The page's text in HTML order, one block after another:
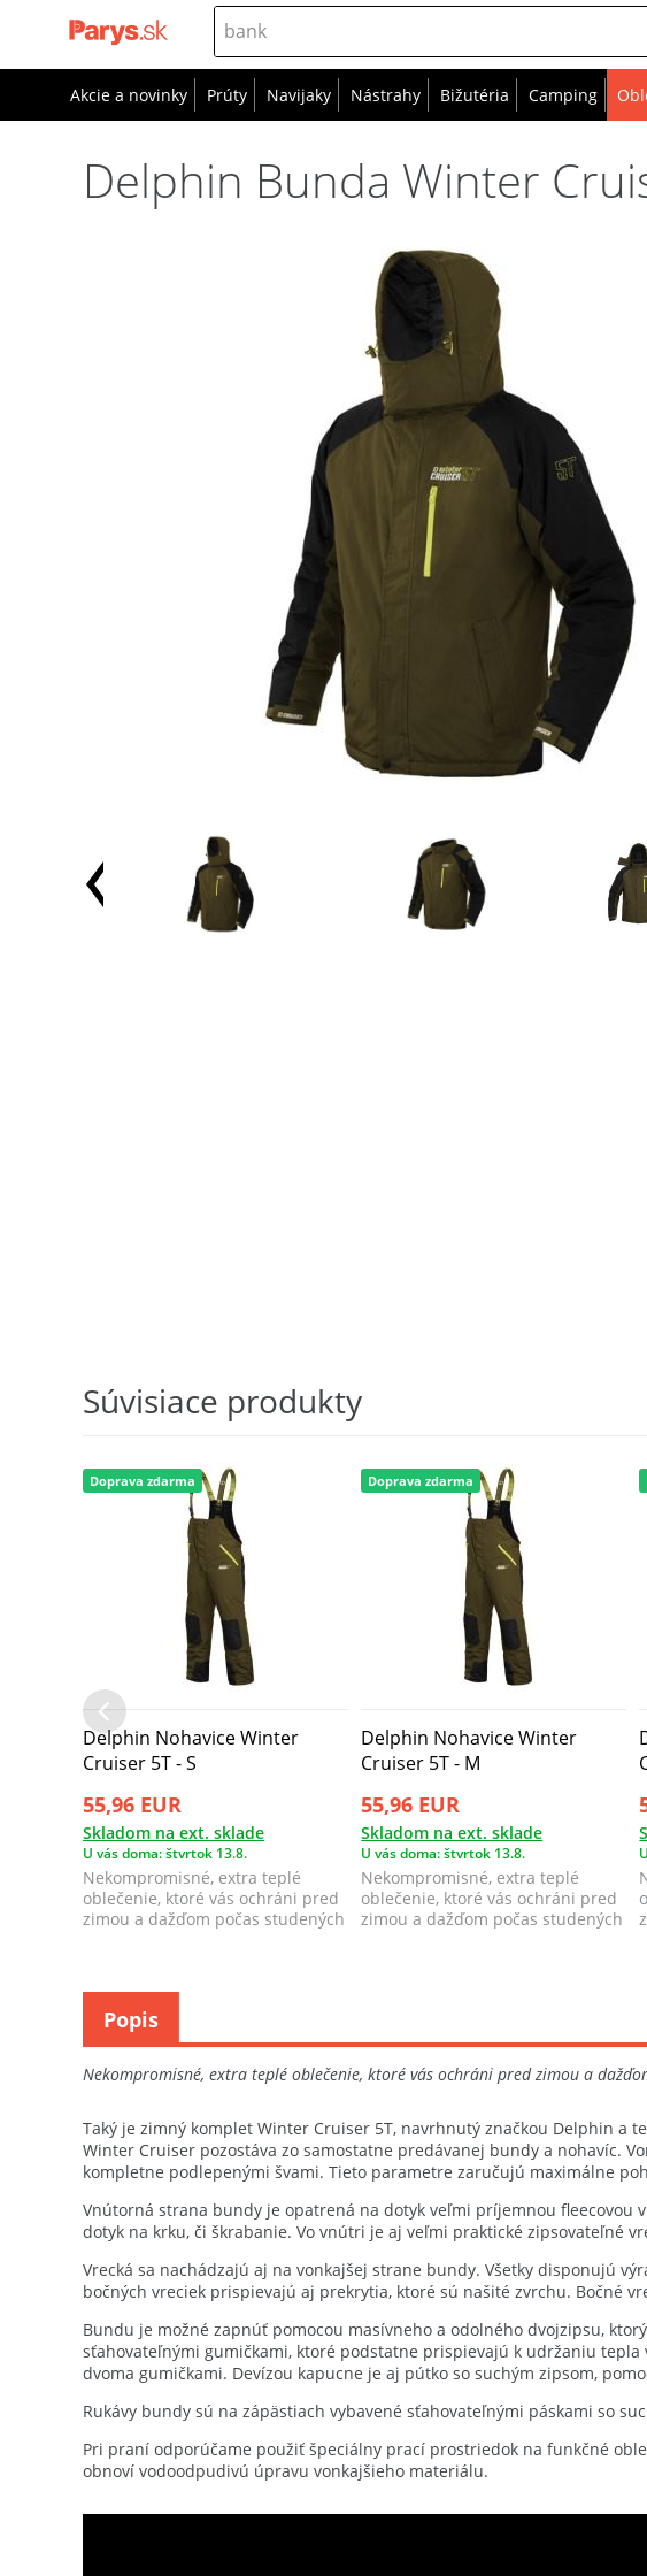
Akcie a novinky Prúty Navijaky Nástrahy Bižutéria Camping
Delphin Bunda Winter
Súvisiace produkty
Doprava zdarma
Delphin Nohavice Winter
Cruiser 5T - S
55,96 EUR
Skladom na ext. sklade
U vás doma: štvrtok 13.8.
Nekompromisné, extra teplé
oblečenie, ktoré vás ochráni pred
zimou a dažďom počas studených
Doprava zdarma
Delphin Nohavice Winter
Cruiser 5T - M
55,96 EUR
Skladom na ext. sklade
U vás doma: štvrtok 13.8.
Nekompromisné, extra teplé
oblečenie, ktoré vás ochráni pred
zimou a dažďom počas studených
Nekompromisné, extra teplé oblečenie, ktoré vás ochráni pred zimou a
Taký je zimný komplet Winter Cruiser 5T, navrhnutý značkou Delphin
Winter Cruiser pozostáva zo samostatne predávanej bundy a nohavíc.
kompletne podlepenými švami. Tieto parametre zaručujú maximálne
Vnútorná strana bundy je opatrená na dotyk veľmi príjemnou fleecovou
dotyk na krku, či škrabanie. Vo vnútri je aj veľmi praktické zipsovateľné
Vrecká sa nachádzajú aj na vonkajšej strane bundy. Všetky disponujú
bočných vreciek prispievajú aj prekrytia, ktoré sú našité zvrchu. Bočné
Bundu je možné zapnúť pomocou masívneho a odolného dvojzipsu,
sťahovateľnými gumičkami, ktoré podstatne prispievajú k udržaniu
dvoma gumičkami. Devízou kapucne je aj pútko so suchým zipsom,
Rukávy bundy sú na zápästiach vybavené sťahovateľnými páskami so
Pri praní odporúčame použiť špeciálny prací prostriedok na funkčné
obnoví vodoodpudivú úpravu vonkajšieho materiálu.
Popis